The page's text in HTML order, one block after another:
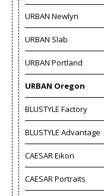
URBAN Newlyn
URBAN Slab
URBAN Portland
URBAN Oregon
BLUSTYLE Factory
BLUSTYLE Advantage
CAESAR Eikon
CAESAR Portraits